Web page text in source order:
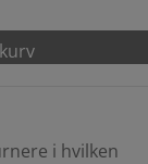
i hvilken